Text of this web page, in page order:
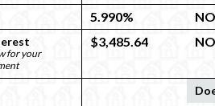
5.990% NO
for your
$3,485.64 NO